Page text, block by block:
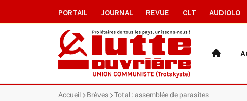
PORTAIL JOURNAL REVUE CLT AUDIOLO
Accueil Brèves Total : assemblée de parasites